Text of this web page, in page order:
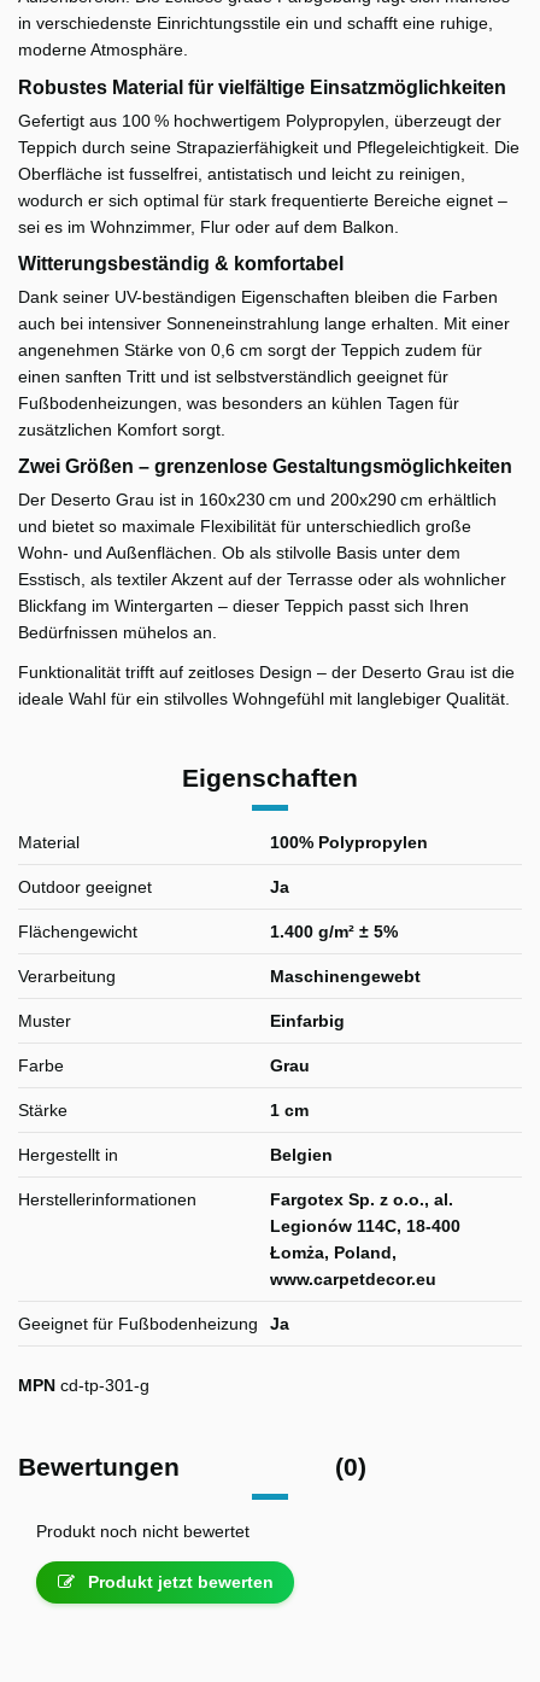
in verschiedenste Einrichtungsstile ein und schafft eine ruhige,
moderne Atmosphäre.
Robustes Material für vielfältige Einsatzmöglichkeiten
Gefertigt aus 100 % hochwertigem Polypropylen, überzeugt der
Teppich durch seine Strapazierfähigkeit und Pflegeleichtigkeit. Die
Oberfläche ist fusselfrei, antistatisch und leicht zu reinigen,
wodurch er sich optimal für stark frequentierte Bereiche eignet –
sei es im Wohnzimmer, Flur oder auf dem Balkon.
Witterungsbeständig & komfortabel
Dank seiner UV-beständigen Eigenschaften bleiben die Farben
auch bei intensiver Sonneneinstrahlung lange erhalten. Mit einer
angenehmen Stärke von 0,6 cm sorgt der Teppich zudem für
einen sanften Tritt und ist selbstverständlich geeignet für
Fußbodenheizungen, was besonders an kühlen Tagen für
zusätzlichen Komfort sorgt.
Zwei Größen – grenzenlose Gestaltungsmöglichkeiten
Der Deserto Grau ist in 160x230 cm und 200x290 cm erhältlich
und bietet so maximale Flexibilität für unterschiedlich große
Wohn- und Außenflächen. Ob als stilvolle Basis unter dem
Esstisch, als textiler Akzent auf der Terrasse oder als wohnlicher
Blickfang im Wintergarten – dieser Teppich passt sich Ihren
Bedürfnissen mühelos an.
Funktionalität trifft auf zeitloses Design – der Deserto Grau ist die
ideale Wahl für ein stilvolles Wohngefühl mit langlebiger Qualität.
Eigenschaften
Material 100% Polypropylen
Outdoor geeignet Ja
Flächengewicht 1.400 g/m² ± 5%
Verarbeitung Maschinengewebt
Muster Einfarbig
Farbe Grau
Stärke 1 cm
Hergestellt in Belgien
Herstellerinformationen
Fargotex Sp. z o.o., al.
Legionów 114C, 18-400
Łomża, Poland,
www.carpetdecor.eu
Geeignet für Fußbodenheizung Ja
MPN cd-tp-301-g
Bewertungen (0)
Produkt noch nicht bewertet
Produkt jetzt bewerten